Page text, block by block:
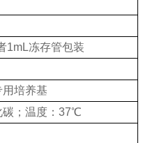
1mL冻存管包装
用培养基
碳；温度：37℃